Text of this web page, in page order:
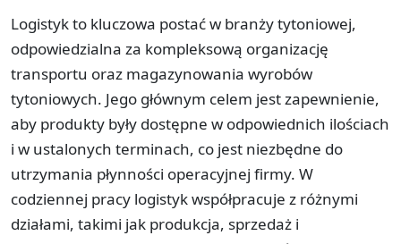
Logistyk to kluczowa postać w branży tytoniowej,
odpowiedzialna za kompleksową organizację
transportu oraz magazynowania wyrobów
tytoniowych. Jego głównym celem jest zapewnienie,
aby produkty były dostępne w odpowiednich ilościach
i w ustalonych terminach, co jest niezbędne do
utrzymania płynności operacyjnej firmy. W
codziennej pracy logistyk współpracuje z różnymi
działami, takimi jak produkcja, sprzedaż i